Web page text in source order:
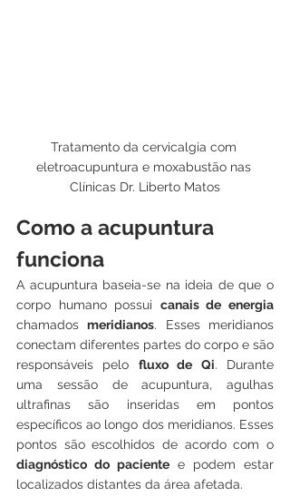
Tratamento da cervicalgia com
eletroacupuntura e moxabustão nas
Clínicas Dr. Liberto Matos
Como a acupuntura
funciona
A acupuntura baseia-se na ideia de que o
corpo humano possui canais de energia
chamados meridianos. Esses meridianos
conectam diferentes partes do corpo e são
responsáveis pelo fluxo de Qi. Durante
uma sessão de acupuntura, agulhas
ultrafinas são inseridas em pontos
específicos ao longo dos meridianos. Esses
diagnóstico do paciente e podem estar
localizados distantes da área afetada.